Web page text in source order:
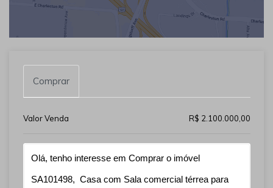
Comprar
Valor Venda R$ 2.100.000,00